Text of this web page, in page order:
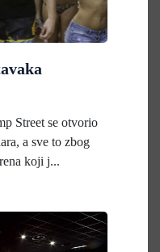
Street se otvorio
a sve to zbog
koji j...